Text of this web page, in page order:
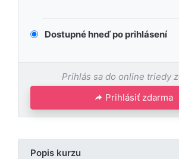
Dostupné hneď po prihlásení
Prihlás sa do online triedy
Prihlásiť zdarma
Popis kurzu